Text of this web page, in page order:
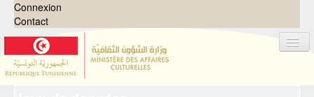
Connexion
Contact